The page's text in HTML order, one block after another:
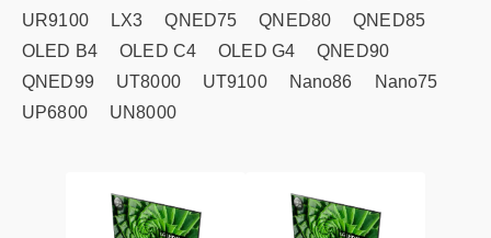
UR9100
LX3 QNED75 QNED80
QNED85
OLED B4
OLED C4 OLED G4
QNED90
QNED99
UT8000 UT9100 Nano86
Nano75
UP6800
UN8000